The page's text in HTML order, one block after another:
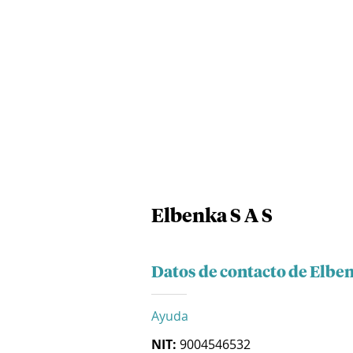
Elbenka S A S
Datos de contacto de
Ayuda
NIT: 9004546532